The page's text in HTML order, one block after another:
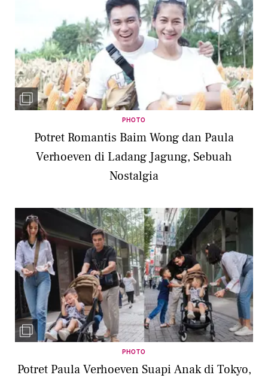
PHOTO
Potret Romantis Baim Wong dan Paula
Verhoeven di Ladang Jagung, Sebuah
Nostalgia
PHOTO
Potret Paula Verhoeven Suapi Anak di Tokyo,